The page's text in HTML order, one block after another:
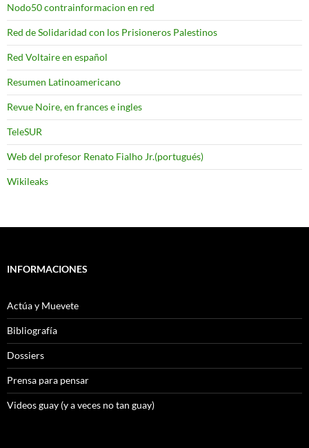
Nodo50 contrainformacion en red
Red de Solidaridad con los Prisioneros Palestinos
Red Voltaire en español
Resumen Latinoamericano
Revue Noire, en frances e ingles
TeleSUR
Web del profesor Renato Fialho Jr.(portugués)
Wikileaks
INFORMACIONES
Actúa y Muevete
Bibliografía
Dossiers
Prensa para pensar
Videos guay (y a veces no tan guay)